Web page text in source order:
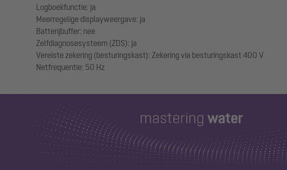
Logboekfunctie: ja
Meerregelige displayweergave: ja
Batterijbuffer: nee
Zelfdiagnosesysteem (ZDS): ja
Vereiste zekering (besturingskast): Zekering via besturingskast 400 V